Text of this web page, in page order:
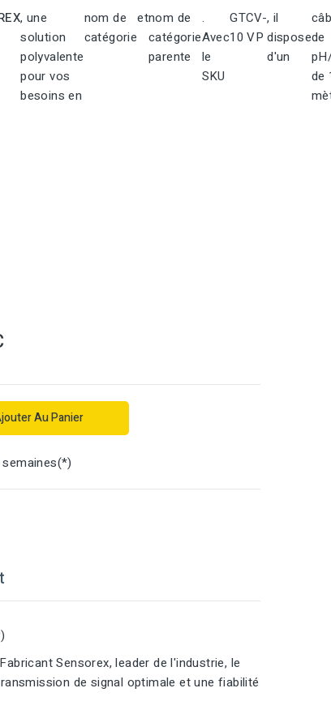
, une
solution
polyvalente
pour vos
besoins en
nom de
catégorie
etnom de
catégorie
parente
.
Avec
le
SKU
GTCV-
10 VP
, il
dispose
d'un
de
de
Au Panier
Sensorex, leader de l'industrie, le
de signal optimale et une fiabilité